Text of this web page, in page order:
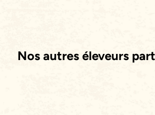
Nos autres éleveurs